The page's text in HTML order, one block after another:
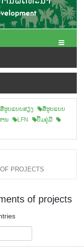
Toggle
ສືຮູບແບບສຽງ
ສື່ຮູບແບບ
ານ LFN
ປື້ມຄູ່ມື
PROJECTS
of projects